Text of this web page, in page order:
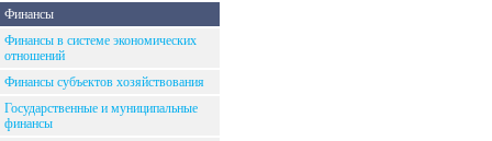
Финансы
Финансы в системе экономических
отношений
Финансы субъектов хозяйствования
Государственные и муниципальные
финансы